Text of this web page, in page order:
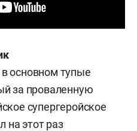
основном тупые
за проваленную
супергеройское
на этот раз